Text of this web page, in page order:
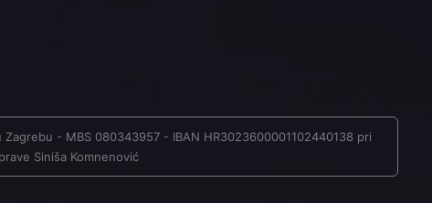
- MBS 080343957 - IBAN HR3023600001102440138 pri
Siniša Komnenović